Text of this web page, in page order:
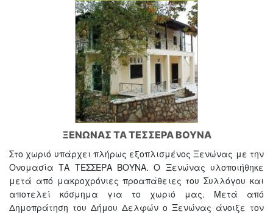
ΞΕΝΩΝΑΣ ΤΑ ΤΕΣΣΕΡΑ ΒΟΥΝΑ
Στο χωριό υπάρχει πλήρως εξοπλισμένος Ξενώνας με την
Ονομασία ΤΑ ΤΕΣΣΕΡΑ ΒΟΥΝΑ. Ο Ξενώνας υλοποιήθηκε
μετά από μακροχρόνιες προαπάθειες του Συλλόγου και
αποτελεί κόσμημα για το χωριό μας. Μετά από
Δημοπράτηση του Δήμου Δελφών ο Ξενώνας άνοιξε τον